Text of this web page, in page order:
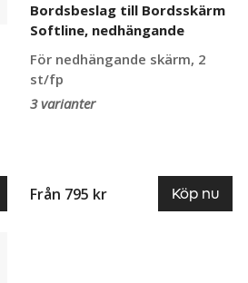
Bordsbeslag till Bordsskärm
Softline, nedhängande
För nedhängande skärm, 2
st/fp
3 varianter
Från 795 kr Köp nu